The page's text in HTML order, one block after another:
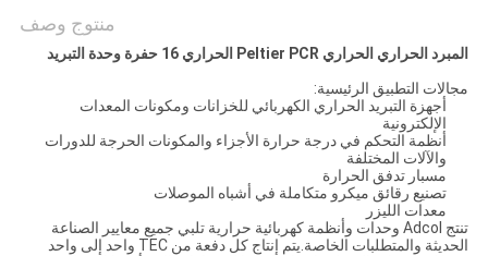
منتوج وصف
المبرد الحراري الحراري Peltier PCR الحراري 16 حفرة وحدة التبريد
مجالات التطبيق الرئيسية:
أجهزة التبريد الحراري الكهربائي للخزانات ومكونات المعدات
الإلكترونية
أنظمة التحكم في درجة حرارة الأجزاء والمكونات الحرجة للدورات
والآلات المختلفة
مسبار تدفق الحرارة
تصنيع رقائق ميكرو متكاملة في أشباه الموصلات
معدات الليزر
تنتج Adcol وحدات وأنظمة كهربائية حرارية تلبي جميع معايير الصناعة
الحديثة والمتطلبات الخاصة.يتم إنتاج كل دفعة من TEC واحد إلى واحد